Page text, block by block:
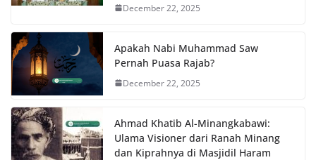
December 22, 2025
Apakah Nabi Muhammad Saw
Pernah Puasa Rajab?
December 22, 2025
Ahmad Khatib Al-Minangkabawi:
Ulama Visioner dari Ranah Minang
dan Kiprahnya di Masjidil Haram